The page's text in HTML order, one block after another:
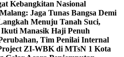
Kebangkitan Nasional
Jaga Tunas Bangsa Demi
Menuju Tanah Suci,
Manasik Haji Penuh
Tim Penilai Internal
ZI-WBK di MTsN 1 Kota